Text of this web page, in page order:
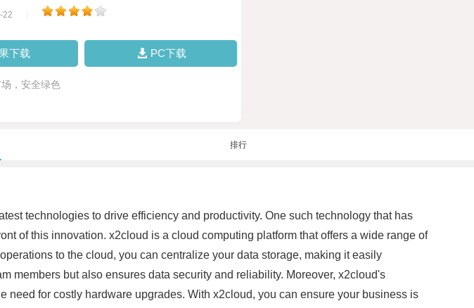
22
下载 PC下载
，安全绿色
排行
technologies to drive efficiency and productivity. One such technology that has
of this innovation. x2cloud is a cloud computing platform that offers a wide range of
to the cloud, you can centralize your data storage, making it easily
members but also ensures data security and reliability. Moreover, x2cloud's
for costly hardware upgrades. With x2cloud, you can ensure your business is